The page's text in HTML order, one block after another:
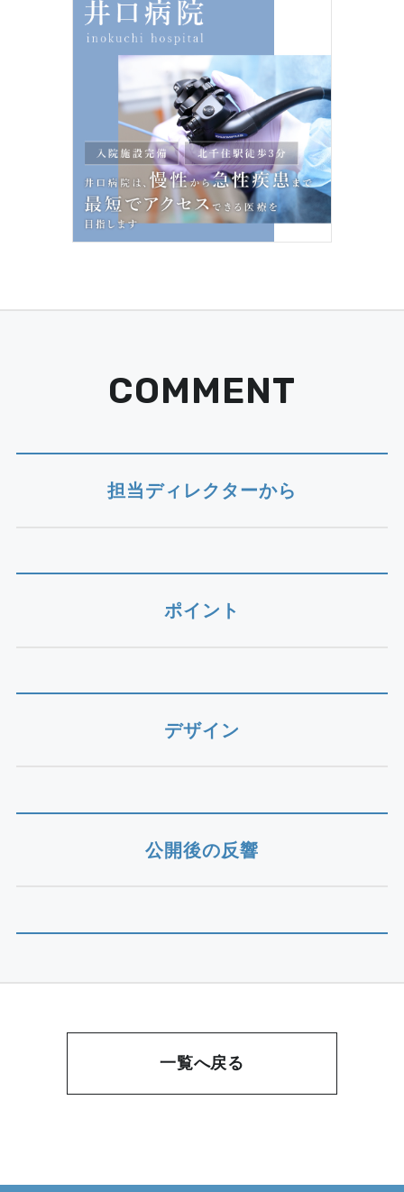
COMMENT
担当ディレクターから
ポイント
デザイン
公開後の反響
一覧へ戻る